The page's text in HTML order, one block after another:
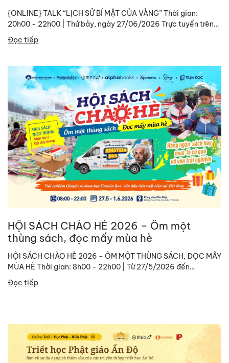
{ONLINE} TALK “LỊCH SỬ BÍ MẬT CỦA VÀNG” Thời gian:
20h00 - 22h00 | Thứ bảy, ngày 27/06/2026 Trực tuyến trên
nền tảng Zoom Link tham gia:
https://zoom.us/j/96375018556?
Đọc tiếp
HỘI SÁCH CHÀO HÈ 2026 – Ôm một
thùng sách, đọc mấy mùa hè
HỘI SÁCH CHÀO HÈ 2026 - ÔM MỘT THÙNG SÁCH, ĐỌC MẤY
MÙA HÈ Thời gian: 8h00 - 22h00 | Từ 27/5/2026 đến
01/06/2026. Địa chỉ: Công viên...
Đọc tiếp